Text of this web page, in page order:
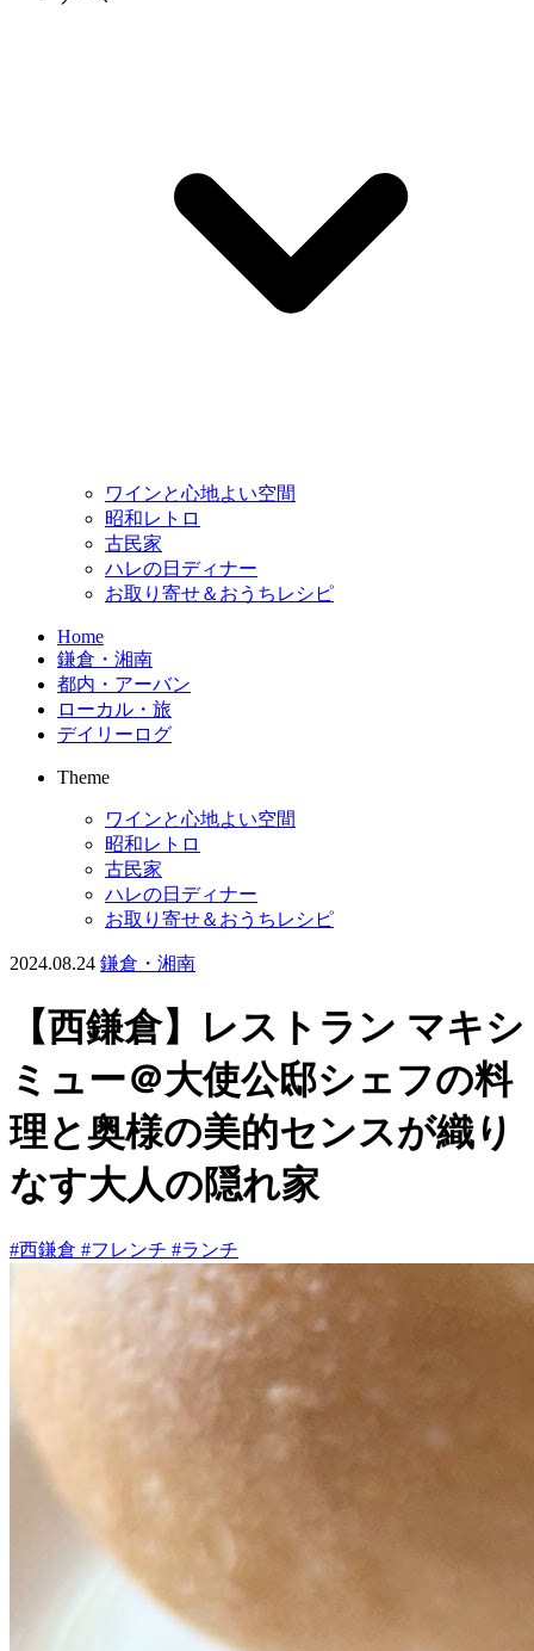
ワインと心地よい空間
昭和レトロ
古民家
ハレの日ディナー
お取り寄せ＆おうちレシピ
Home
鎌倉・湘南
都内・アーバン
ローカル・旅
デイリーログ
Theme
ワインと心地よい空間
昭和レトロ
古民家
ハレの日ディナー
お取り寄せ＆おうちレシピ
2024.08.24 鎌倉・湘南
【西鎌倉】レストラン マキシ
ミュー＠大使公邸シェフの料
理と奥様の美的センスが織り
なす大人の隠れ家
#西鎌倉 #フレンチ #ランチ